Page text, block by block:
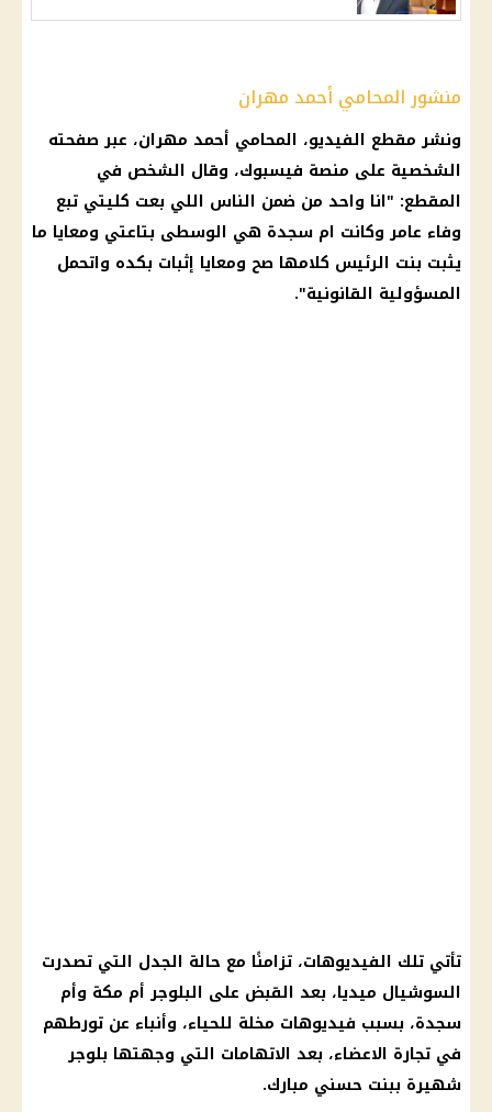
منشور المحامي أحمد مهران
ونشر مقطع الفيديو، المحامي أحمد مهران، عبر صفحته
الشخصية على منصة فيسبوك، وقال الشخص في
المقطع: "انا واحد من ضمن الناس اللي بعت كليتي تبع
وفاء عامروكانت ام سجدة هي الوسطى بتاعتي ومعايا ما
يثبت بنت الرئيس كلامها صح ومعايا إثبات بكده واتحمل
المسؤولية القانونية".
تأتي تلك الفيديوهات، تزامنًا مع حالة الجدل التي تصدرت
السوشيال ميديا، بعد القبض على البلوجر أم مكة وأم
سجدة، بسبب فيديوهات مخلة للحياء، وأنباء عن تورطهم
في تجارة الاعضاء، بعد الاتهامات التي وجهتها بلوجر
شهيرة ببنت حسني مبارك.